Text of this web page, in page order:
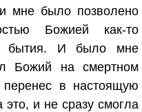
мне было позволено
Божией как-то
бытия. И было мне
Божий на смертном
в настоящую
и не сразу смогла